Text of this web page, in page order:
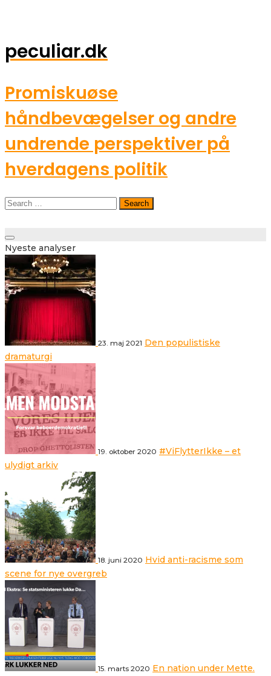
peculiar.dk
Promiskuøse
håndbevægelser og andre
undrende perspektiver på
hverdagens politik
Search
Toggle
navigation
Nyeste analyser
23. maj 2021 Den populistiske
dramaturgi
19. oktober 2020 #ViFlytterIkke – et
ulydigt arkiv
18. juni 2020 Hvid anti-racisme som
scene for nye overgreb
15. marts 2020 En nation under Mette.